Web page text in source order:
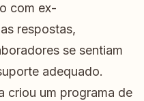
com ex-
respostas,
se sentiam
adequado.
criou um programa de